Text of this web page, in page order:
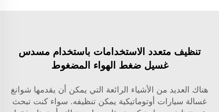
تنظيف متعدد الاستخدامات باستخدام مسدس
غسيل ضغط الهواء المضغوط
هناك العديد من الأشياء الرائعة التي يمكن أن يقدمها شوانغ
غسالة سيارات أوتوماتيكية يمكن تنظيفه. سواء كنت تبحث